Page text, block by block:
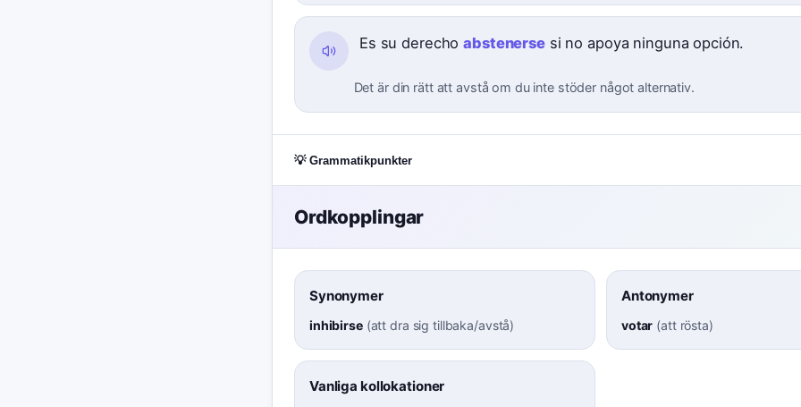
Es su derechoabstenersesi no apoya ninguna opción.
Det är din rätt att avstå om du inte stöder något alternativ.
💡 Grammatikpunkter
Ordkopplingar
Synonymer
inhibirse(att dra sig tillbaka/avstå)
Antonymer
votar (att rösta)
Vanliga kollokationer